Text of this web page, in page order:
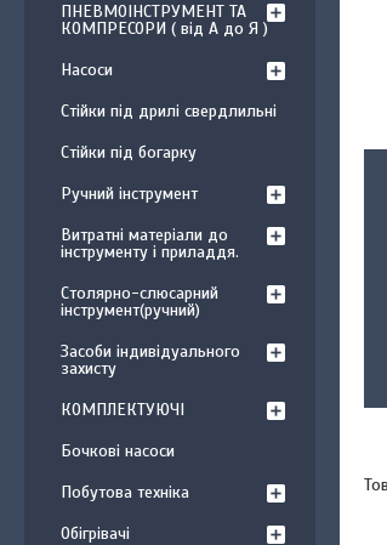
ПНЕВМОІНСТРУМЕНТ ТА
КОМПРЕСОРИ ( від А до Я )
Насоси
Стійки під дрилі свердлильні
Стійки під богарку
Ручний інструмент
Витратні матеріали до
інструменту і приладдя.
Столярно-слюсарний
інструмент(ручний)
Засоби індивідуального
захисту
КОМПЛЕКТУЮЧІ
Бочкові насоси
Побутова техніка
Обігрівачі